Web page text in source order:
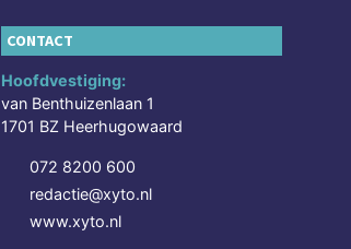
CONTACT
Hoofdvestiging:
van Benthuizenlaan 1
1701 BZ Heerhugowaard
072 8200 600
redactie@xyto.nl
www.xyto.nl